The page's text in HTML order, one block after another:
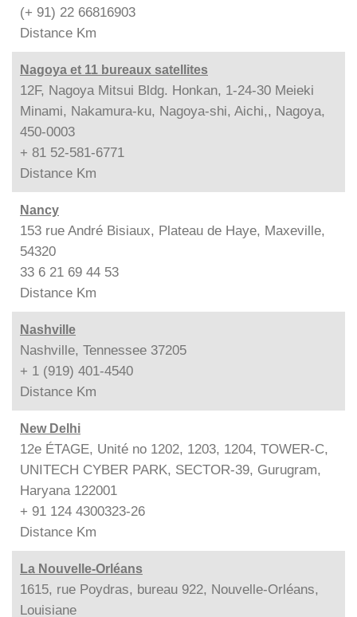
(+ 91) 22 66816903
Distance Km
Nagoya et 11 bureaux satellites
12F, Nagoya Mitsui Bldg. Honkan, 1-24-30 Meieki
Minami, Nakamura-ku, Nagoya-shi, Aichi,, Nagoya,
450-0003
+ 81 52-581-6771
Distance Km
Nancy
153 rue André Bisiaux, Plateau de Haye, Maxeville,
54320
33 6 21 69 44 53
Distance Km
Nashville
Nashville, Tennessee 37205
+ 1 (919) 401-4540
Distance Km
New Delhi
12e ÉTAGE, Unité no 1202, 1203, 1204, TOWER-C,
UNITECH CYBER PARK, SECTOR-39, Gurugram,
Haryana 122001
+ 91 124 4300323-26
Distance Km
La Nouvelle-Orléans
1615, rue Poydras, bureau 922, Nouvelle-Orléans,
Louisiane